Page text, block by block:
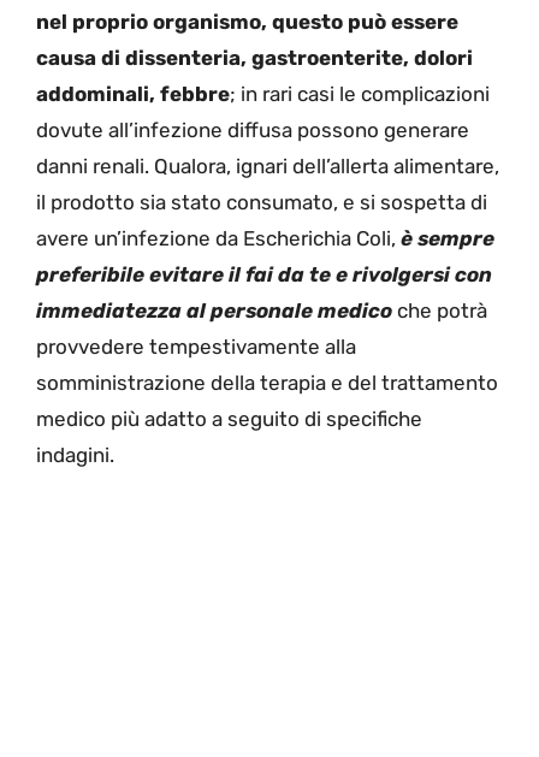
nel proprio organismo, questo può essere
causa di dissenteria, gastroenterite, dolori
addominali, febbre; in rari casi le complicazioni
dovute all’infezione diffusa possono generare
danni renali. Qualora, ignari dell’allerta alimentare,
il prodotto sia stato consumato, e si sospetta di
avere un’infezione da Escherichia Coli, è sempre
preferibile evitare il fai da te e rivolgersi con
immediatezza al personale medico che potrà
provvedere tempestivamente alla
somministrazione della terapia e del trattamento
medico più adatto a seguito di specifiche
indagini.